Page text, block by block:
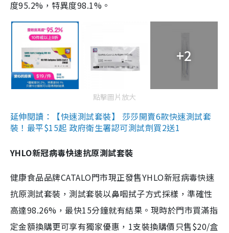
度95.2%，特異度98.1%。
+2
點擊圖片放大
延伸閱讀：【快速測試套裝】 莎莎開賣6款快速測試套
裝！最平$15起 政府衛生署認可測試劑買2送1
YHLO新冠病毒快速抗原測試套裝
健康食品品牌CATALO門市現正發售YHLO新冠病毒快速
抗原測試套裝，測試套裝以鼻咽拭子方式採樣，準確性
高達98.26%，最快15分鐘就有結果。現時於門市買滿指
定金額換購更可享有獨家優惠，1支裝換購價只售$20/盒